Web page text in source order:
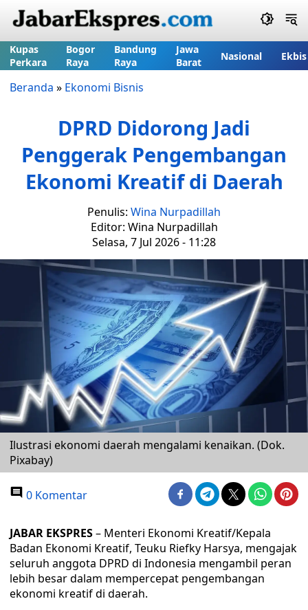
Kupas
Perkara
Bogor
Raya
Bandung
Raya
Jawa
Barat
Nasional Ekbis
Beranda » Ekonomi Bisnis
DPRD Didorong Jadi
Penggerak Pengembangan
Ekonomi Kreatif di Daerah
Penulis: Wina Nurpadillah
Editor: Wina Nurpadillah
Selasa, 7 Jul 2026 - 11:28
Ilustrasi ekonomi daerah mengalami kenaikan. (Dok.
Pixabay)
0 Komentar
JABAR EKSPRES– Menteri Ekonomi Kreatif/Kepala
Badan Ekonomi Kreatif, Teuku Riefky Harsya, mengajak
seluruh anggota DPRD di Indonesia mengambil peran
lebih besar dalam mempercepat pengembangan
ekonomi kreatif di daerah.